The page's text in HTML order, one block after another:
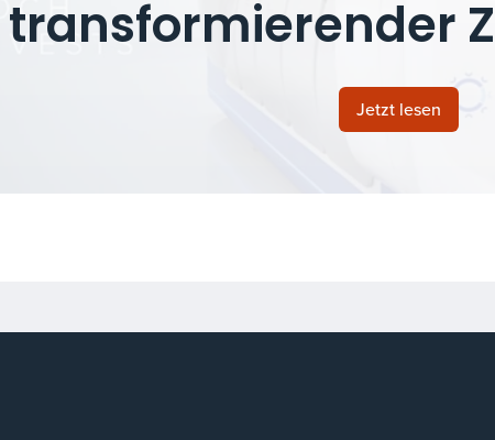
transformierender
Jetzt lesen